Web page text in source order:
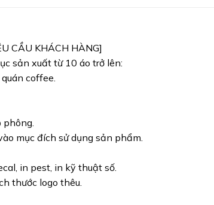
CẦU KHÁCH HÀNG]
sản xuất từ 10 áo trở lên:
coffee.
mục đích sử dụng sản phẩm.
in pest, in kỹ thuật số.
thước logo thêu.